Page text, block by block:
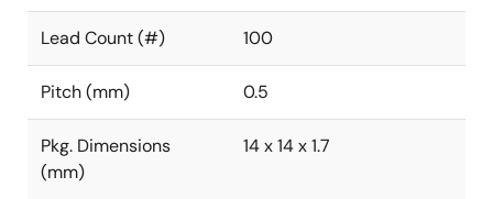
Lead Count (#) 100
Pitch (mm) 0.5
Pkg. Dimensions
(mm)
14 x 14 x 1.7